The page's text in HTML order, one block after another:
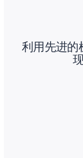
利用先进的